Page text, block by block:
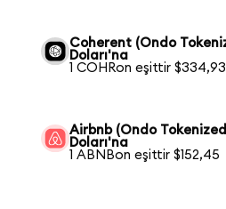
Coherent (Ondo
Doları'na
1 COHRon eşittir $334,93
Airbnb (Ondo
Doları'na
1 ABNBon eşittir $152,45